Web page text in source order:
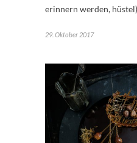
erinnern werden,
29. Oktober 2017